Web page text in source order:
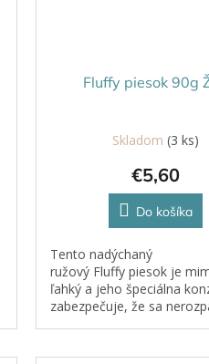
Fluffy piesok 90g
Skladom(3 ks)
€5,60
Do košíka
Tento nadýchaný
ružový Fluffy piesok je
ľahký a jeho špeciálna
zabezpečuje, že sa